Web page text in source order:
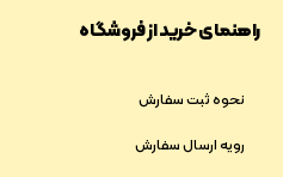
راهنمای خرید از فروشگاه
نحوه ثبت سفارش
رویه ارسال سفارش